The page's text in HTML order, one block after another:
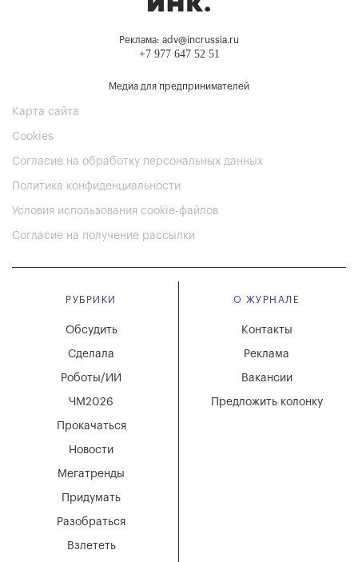
Реклама: adv@incrussia.ru
+7 977 647 52 51
Медиа для предпринимателей
Карта сайта
Cookies
Согласие на обработку персональных данных
Политика конфиденциальности
Условия использования cookie-файлов
Согласие на получение рассылки
РУБРИКИ
Мегатренды
Придумать
Разобраться
Взлететь
Новости
Обсудить
Сделала
Роботы/ИИ
ЧМ2026
Прокачаться
О ЖУРНАЛЕ
Вакансии
Реклама
Контакты
Предложить колонку